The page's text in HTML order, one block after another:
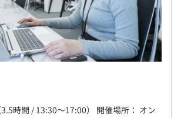
時間 / 13:30～17:00） 開催場所： オン